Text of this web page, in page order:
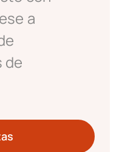
a
de